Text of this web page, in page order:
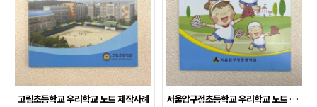
고림초등학교 우리학교 노트 제작사례 서울압구정초등학교 우리학교 노트 제작사례